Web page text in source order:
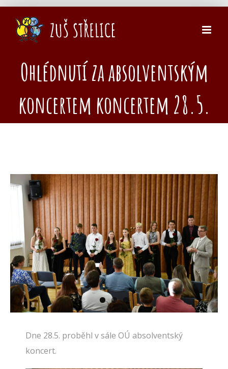
Přeskočit
obsah
Ohlédnutí za absolventským
koncertem koncertem 28.5.
Zobrazit
větší
obrázek
Dne 28.5. proběhl v sále OÚ absolventský
koncert.